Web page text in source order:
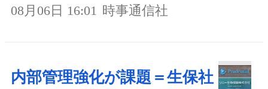
08月06日 16:01 時事通信社
内部管理強化が課題＝生保社